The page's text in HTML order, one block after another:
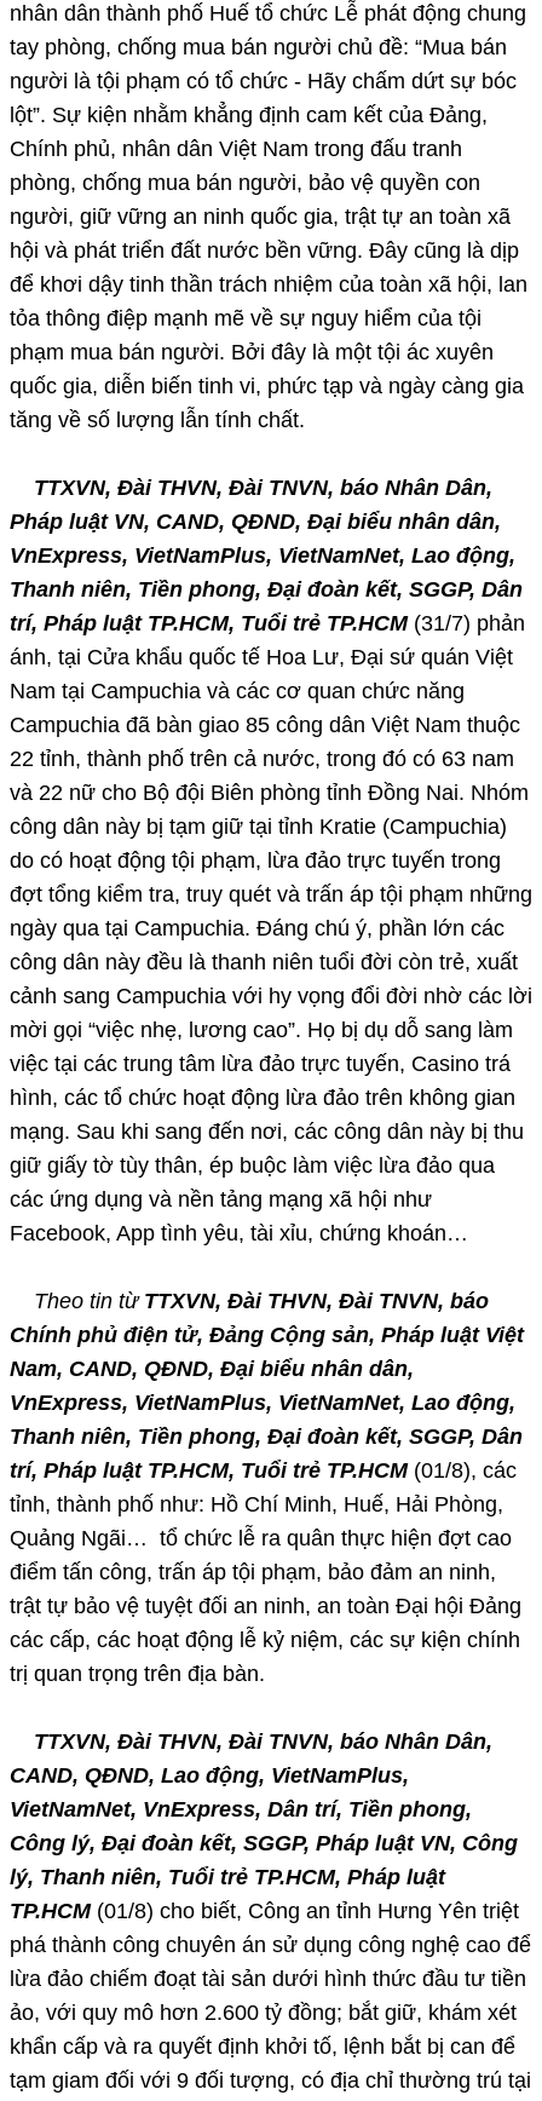
nhân dân thành phố Huế tổ chức Lễ phát động chung
tay phòng, chống mua bán người chủ đề: “Mua bán
người là tội phạm có tổ chức - Hãy chấm dứt sự bóc
lột”. Sự kiện nhằm khẳng định cam kết của Đảng,
Chính phủ, nhân dân Việt Nam trong đấu tranh
phòng, chống mua bán người, bảo vệ quyền con
người, giữ vững an ninh quốc gia, trật tự an toàn xã
hội và phát triển đất nước bền vững. Đây cũng là dịp
để khơi dậy tinh thần trách nhiệm của toàn xã hội, lan
tỏa thông điệp mạnh mẽ về sự nguy hiểm của tội
phạm mua bán người. Bởi đây là một tội ác xuyên
quốc gia, diễn biến tinh vi, phức tạp và ngày càng gia
tăng về số lượng lẫn tính chất.
TTXVN, Đài THVN, Đài TNVN, báo Nhân Dân,
Pháp luật VN, CAND, QĐND, Đại biểu nhân dân,
VnExpress, VietNamPlus, VietNamNet, Lao động,
Thanh niên, Tiền phong, Đại đoàn kết, SGGP, Dân
trí, Pháp luật TP.HCM, Tuổi trẻ TP.HCM (31/7) phản
ánh, tại Cửa khẩu quốc tế Hoa Lư, Đại sứ quán Việt
Nam tại Campuchia và các cơ quan chức năng
Campuchia đã bàn giao 85 công dân Việt Nam thuộc
22 tỉnh, thành phố trên cả nước, trong đó có 63 nam
và 22 nữ cho Bộ đội Biên phòng tỉnh Đồng Nai. Nhóm
công dân này bị tạm giữ tại tỉnh Kratie (Campuchia)
do có hoạt động tội phạm, lừa đảo trực tuyến trong
đợt tổng kiểm tra, truy quét và trấn áp tội phạm những
ngày qua tại Campuchia. Đáng chú ý, phần lớn các
công dân này đều là thanh niên tuổi đời còn trẻ, xuất
cảnh sang Campuchia với hy vọng đổi đời nhờ các lời
mời gọi “việc nhẹ, lương cao”. Họ bị dụ dỗ sang làm
việc tại các trung tâm lừa đảo trực tuyến, Casino trá
hình, các tổ chức hoạt động lừa đảo trên không gian
mạng. Sau khi sang đến nơi, các công dân này bị thu
giữ giấy tờ tùy thân, ép buộc làm việc lừa đảo qua
các ứng dụng và nền tảng mạng xã hội như
Facebook, App tình yêu, tài xỉu, chứng khoán…
Theo tin từ TTXVN, Đài THVN, Đài TNVN, báo
Chính phủ điện tử, Đảng Cộng sản, Pháp luật Việt
Nam, CAND, QĐND, Đại biểu nhân dân,
VnExpress, VietNamPlus, VietNamNet, Lao động,
Thanh niên, Tiền phong, Đại đoàn kết, SGGP, Dân
trí, Pháp luật TP.HCM, Tuổi trẻ TP.HCM (01/8), các
tỉnh, thành phố như: Hồ Chí Minh, Huế, Hải Phòng,
Quảng Ngãi… tổ chức lễ ra quân thực hiện đợt cao
điểm tấn công, trấn áp tội phạm, bảo đảm an ninh,
trật tự bảo vệ tuyệt đối an ninh, an toàn Đại hội Đảng
các cấp, các hoạt động lễ kỷ niệm, các sự kiện chính
trị quan trọng trên địa bàn.
TTXVN, Đài THVN, Đài TNVN, báo Nhân Dân,
CAND, QĐND, Lao động, VietNamPlus,
VietNamNet, VnExpress, Dân trí, Tiền phong,
Công lý, Đại đoàn kết, SGGP, Pháp luật VN, Công
lý, Thanh niên, Tuổi trẻ TP.HCM, Pháp luật
TP.HCM(01/8) cho biết, Công an tỉnh Hưng Yên triệt
phá thành công chuyên án sử dụng công nghệ cao để
lừa đảo chiếm đoạt tài sản dưới hình thức đầu tư tiền
ảo, với quy mô hơn 2.600 tỷ đồng; bắt giữ, khám xét
khẩn cấp và ra quyết định khởi tố, lệnh bắt bị can để
tạm giam đối với 9 đối tượng, có địa chỉ thường trú tại